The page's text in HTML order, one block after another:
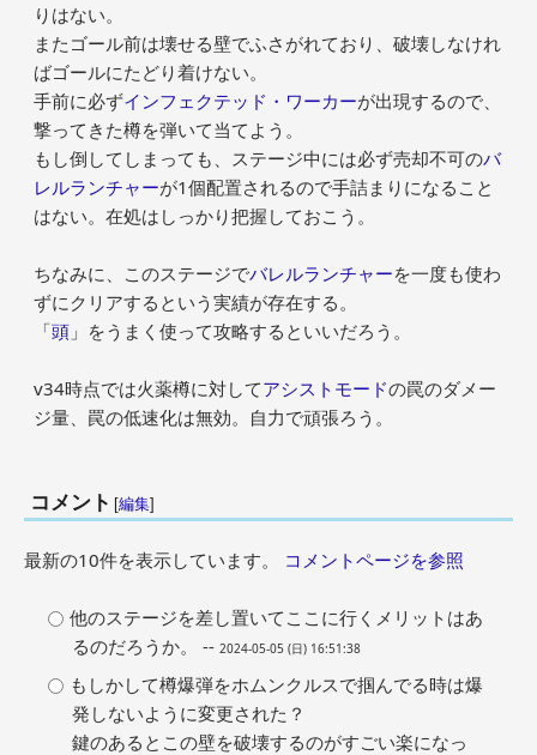
りはない。
またゴール前は壊せる壁でふさがれており、破壊しなけれ
ばゴールにたどり着けない。
手前に必ずインフェクテッド・ワーカーが出現するので、
撃ってきた樽を弾いて当てよう。
もし倒してしまっても、ステージ中には必ず売却不可のバ
レルランチャーが1個配置されるので手詰まりになること
はない。在処はしっかり把握しておこう。
ちなみに、このステージでバレルランチャーを一度も使わ
ずにクリアするという実績が存在する。
「頭 」をうまく使って攻略するといいだろう。
v34時点では火薬樽に対してアシストモードの罠のダメー
ジ量、罠の低速化は無効。自力で頑張ろう。
コメント [編集]
最新の10件を表示しています。 コメントページを参照
他のステージを差し置いてここに行くメリットはあ
るのだろうか。 -- 2024-05-05 (日) 16:51:38
もしかして樽爆弾をホムンクルスで掴んでる時は爆
発しないように変更された？
鍵のあるとこの壁を破壊するのがすごい楽になっ